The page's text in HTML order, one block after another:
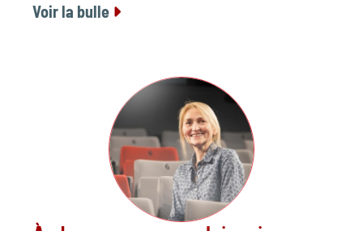
Voir la bulle